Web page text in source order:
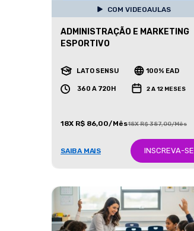
COM VIDEOAULAS
ADMINISTRAÇÃO E MARKETING
ESPORTIVO
LATO SENSU 100% EAD
360 A 720H 2 A 12 MESES
18X R$ 86,00/Mês18X R$ 387,00/Mês
SAIBA MAIS INSCREVA-SE